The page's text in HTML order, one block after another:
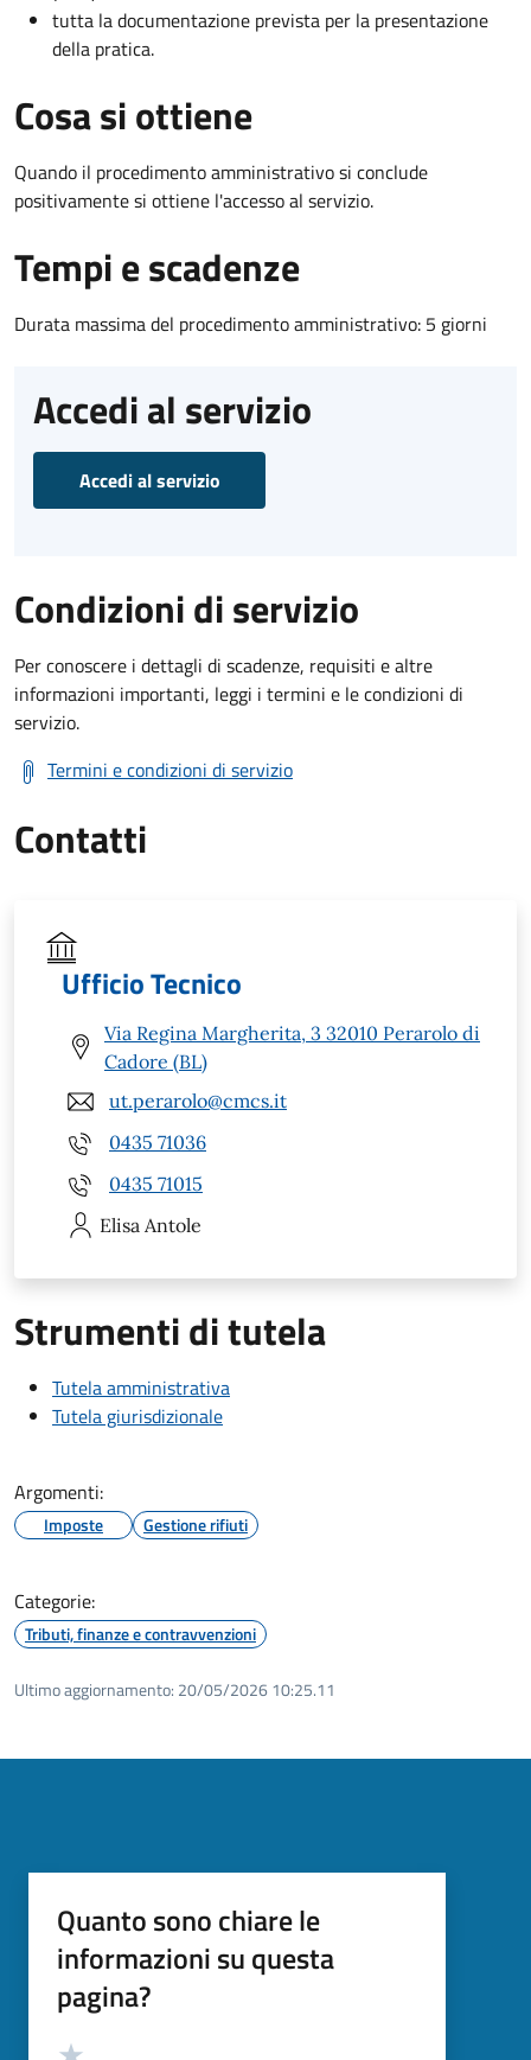
tutta la documentazione prevista per la presentazione
della pratica.
Cosa si ottiene
Quando il procedimento amministrativo si conclude
positivamente si ottiene l'accesso al servizio.
Tempi e scadenze
Durata massima del procedimento amministrativo: 5 giorni
Accedi al servizio
Accedi al servizio
Condizioni di servizio
Per conoscere i dettagli di scadenze, requisiti e altre
informazioni importanti, leggi i termini e le condizioni di
servizio.
Termini e condizioni di servizio
Contatti
Ufficio Tecnico
Via Regina Margherita, 3 32010 Perarolo di
Cadore (BL)
ut.perarolo@cmcs.it
0435 71036
0435 71015
Elisa Antole
Strumenti di tutela
Tutela amministrativa
Tutela giurisdizionale
Argomenti:
Imposte Gestione rifiuti
Categorie:
Tributi, finanze e contravvenzioni
Ultimo aggiornamento: 20/05/2026 10:25.11
Quanto sono chiare le
informazioni su questa
pagina?
Valutazione